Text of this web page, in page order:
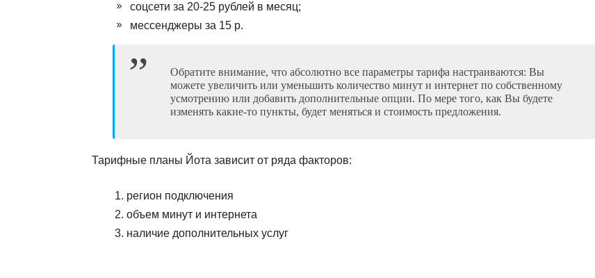
соцсети за 20-25 рублей в месяц;
мессенджеры за 15 р.
Обратите внимание, что абсолютно все параметры тарифа настраиваются: Вы
можете увеличить или уменьшить количество минут и интернет по собственному
усмотрению или добавить дополнительные опции. По мере того, как Вы будете
изменять какие-то пункты, будет меняться и стоимость предложения.
Тарифные планы Йота зависит от ряда факторов:
регион подключения
объем минут и интернета
наличие дополнительных услуг